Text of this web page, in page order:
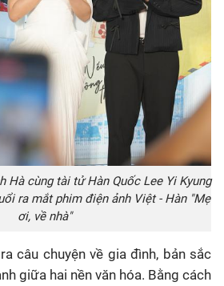
Hà cùng tài tử Hàn Quốc Lee Yi Kyung
ra mắt phim điện ảnh Việt - Hàn "Mẹ
ơi, về nhà"
câu chuyện về gia đình, bản sắc
giữa hai nền văn hóa. Bằng cách